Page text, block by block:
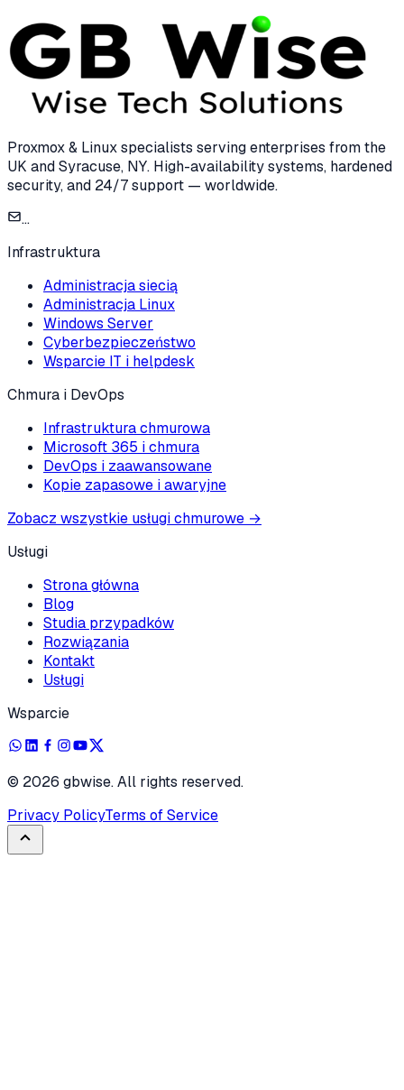
Proxmox & Linux specialists serving enterprises from the
UK and Syracuse, NY. High-availability systems, hardened
security, and 24/7 support — worldwide.
...
Infrastruktura
Administracja siecią
Administracja Linux
Windows Server
Cyberbezpieczeństwo
Wsparcie IT i helpdesk
Chmura i DevOps
Infrastruktura chmurowa
Microsoft 365 i chmura
DevOps i zaawansowane
Kopie zapasowe i awaryjne
Zobacz wszystkie usługi chmurowe →
Usługi
Strona główna
Blog
Studia przypadków
Rozwiązania
Kontakt
Usługi
Wsparcie
© 2026 gbwise. All rights reserved.
Privacy PolicyTerms of Service